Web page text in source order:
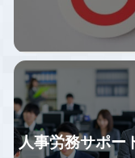
企業の特徴に合わせた業
ーの構築、年間業務カレ
にて作業スケジュール
給与計算業務をミスな
ズに行うため、業務フ
をご提案いただいた場
の効率化と改善に向けて
トします。
社会保険労務士事務所
スでは石川・富山の企
人事労務サポー